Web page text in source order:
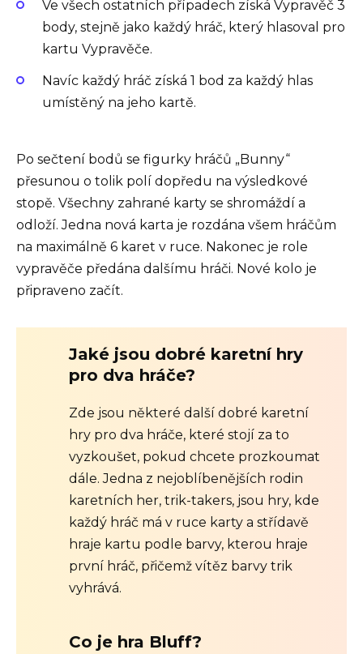
Ve všech ostatních případech získá Vypravěč 3
body, stejně jako každý hráč, který hlasoval pro
kartu Vypravěče.
Navíc každý hráč získá 1 bod za každý hlas
umístěný na jeho kartě.
Po sečtení bodů se figurky hráčů „Bunny“
přesunou o tolik polí dopředu na výsledkové
stopě. Všechny zahrané karty se shromáždí a
odloží. Jedna nová karta je rozdána všem hráčům
na maximálně 6 karet v ruce. Nakonec je role
vypravěče předána dalšímu hráči. Nové kolo je
připraveno začít.
Jaké jsou dobré karetní hry
pro dva hráče?
Zde jsou některé další dobré karetní
hry pro dva hráče, které stojí za to
vyzkoušet, pokud chcete prozkoumat
dále. Jedna z nejoblíbenějších rodin
karetních her, trik-takers, jsou hry, kde
každý hráč má v ruce karty a střídavě
hraje kartu podle barvy, kterou hraje
první hráč, přičemž vítěz barvy trik
vyhrává.
Co je hra Bluff?